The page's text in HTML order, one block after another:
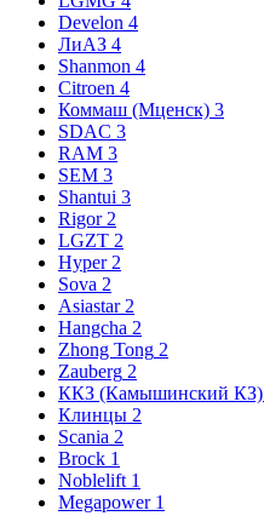
Develon 4
ЛиАЗ 4
Shanmon 4
Citroen 4
Коммаш (Мценск) 3
SDAC 3
RAM 3
SEM 3
Shantui 3
Rigor 2
LGZT 2
Hyper 2
Sova 2
Asiastar 2
Hangcha 2
Zhong Tong 2
Zauberg 2
ККЗ (Камышинский КЗ)
Клинцы 2
Scania 2
Brock 1
Noblelift 1
Megapower 1